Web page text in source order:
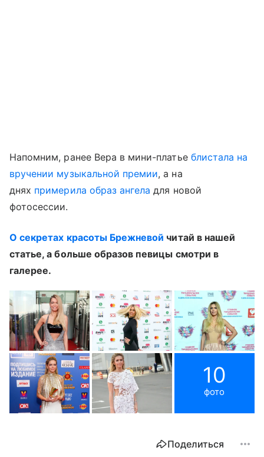
Напомним, ранее Вера в мини-платье блистала на
вручении музыкальной премии, а на
днях примерила образ ангела для новой
фотосессии.
О секретах красоты Брежневой читай в нашей
статье, а больше образов певицы смотри в
галерее.
10
фото
Поделиться